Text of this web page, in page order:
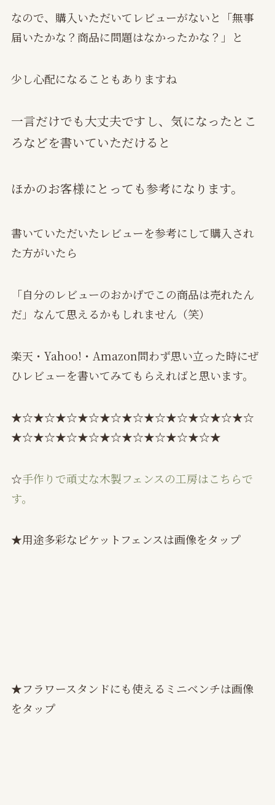
なので、購入いただいてレビューがないと「無事
届いたかな？商品に問題はなかったかな？」と
少し心配になることもありますね
一言だけでも大丈夫ですし、気になったとこ
ろなどを書いていただけると
ほかのお客様にとっても参考になります。
書いていただいたレビューを参考にして購入され
た方がいたら
「自分のレビューのおかげでこの商品は売れたん
だ」なんて思えるかもしれません（笑）
楽天・Yahoo!・Amazon問わず思い立った時にぜ
ひレビューを書いてみてもらえればと思います。
★☆★☆★☆★☆★☆★☆★☆★☆★☆★☆★☆
★☆★☆★☆★☆★☆★☆★☆★☆★☆★
☆手作りで頑丈な木製フェンスの工房はこちらで
す。
★用途多彩なピケットフェンスは画像をタップ
★フラワースタンドにも使えるミニベンチは画像
をタップ